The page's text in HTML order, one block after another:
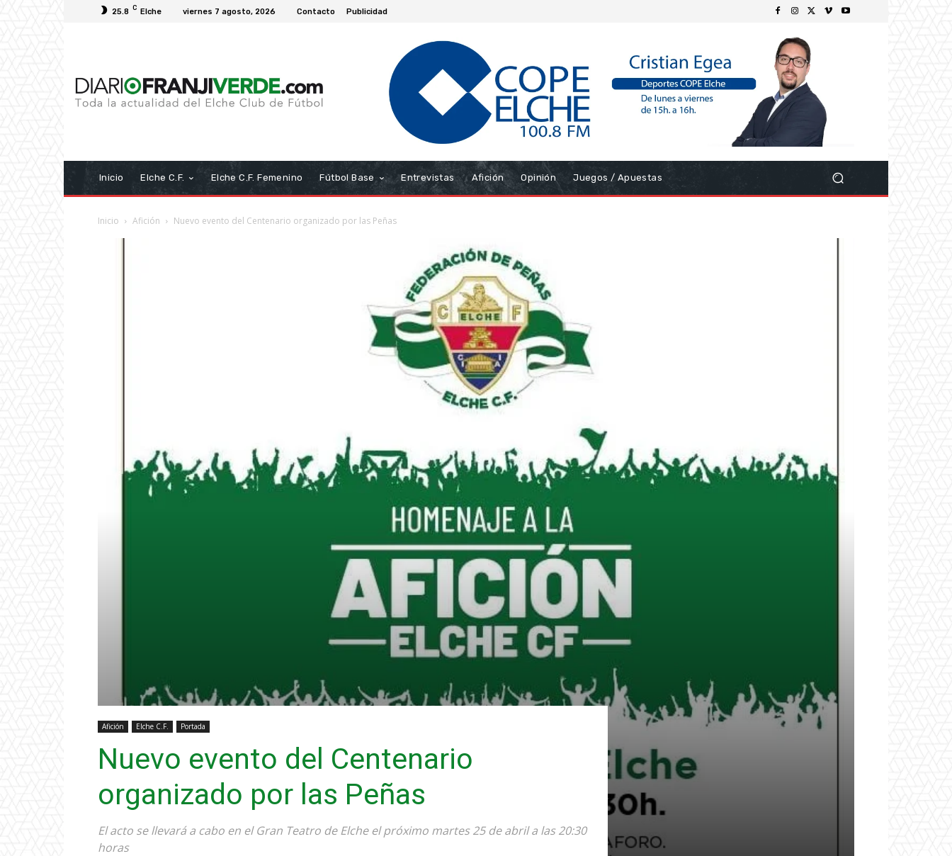
25.8 C Elche viernes 7 agosto, 2026 Contacto Publicidad
Inicio Elche C.F. Elche C.F. Femenino Fútbol Base Entrevistas Afición Opinión Juegos / Apuestas
Inicio Afición Nuevo evento del Centenario organizado por las Peñas
Afición Elche C.F. Portada
Nuevo evento del Centenario
organizado por las Peñas
El acto se llevará a cabo en el Gran Teatro de Elche el próximo martes 25 de abril a las 20:30
horas